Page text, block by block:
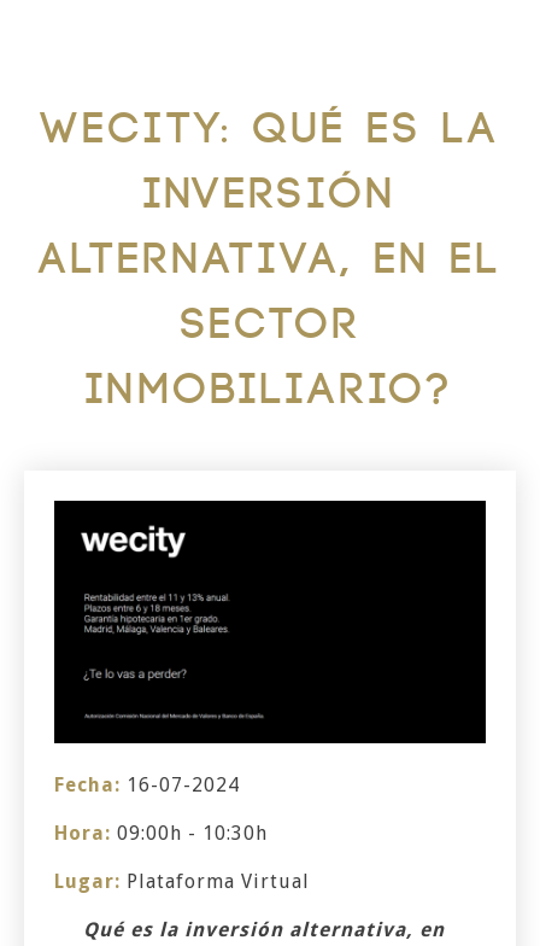
WECITY: Qué es la
inversión
alternativa, en el
sector
inmobiliario?
Fecha: 16-07-2024
Hora: 09:00h - 10:30h
Lugar: Plataforma Virtual
Qué es la inversión alternativa, en